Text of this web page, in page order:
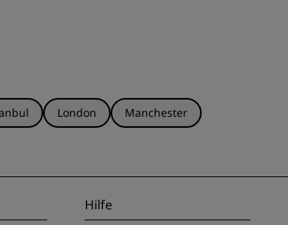
London
Manchester
Hilfe